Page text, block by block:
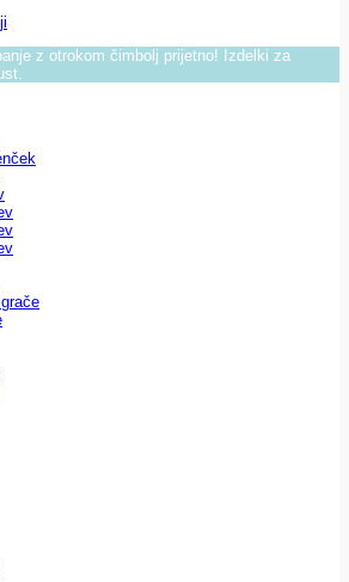
z otrokom čimbolj prijetno! Izdelki za